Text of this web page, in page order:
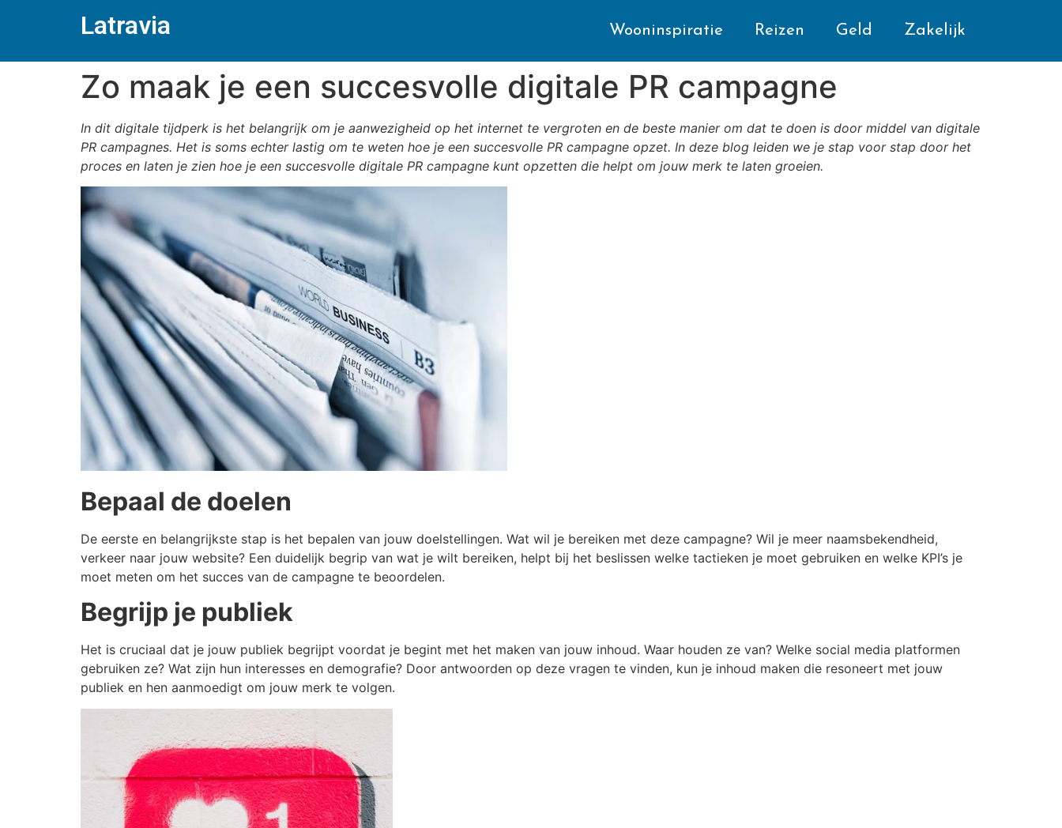
Latravia Wooninspiratie Reizen Geld Zakelijk
Zo maak je een succesvolle digitale PR campagne
In dit digitale tijdperk is het belangrijk om je aanwezigheid op het internet te vergroten en de beste manier om dat te doen is door middel van digitale
PR campagnes. Het is soms echter lastig om te weten hoe je een succesvolle PR campagne opzet. In deze blog leiden we je stap voor stap door het
proces en laten je zien hoe je een succesvolle digitale PR campagne kunt opzetten die helpt om jouw merk te laten groeien.
Bepaal de doelen
De eerste en belangrijkste stap is het bepalen van jouw doelstellingen. Wat wil je bereiken met deze campagne? Wil je meer naamsbekendheid,
verkeer naar jouw website? Een duidelijk begrip van wat je wilt bereiken, helpt bij het beslissen welke tactieken je moet gebruiken en welke KPI’s je
moet meten om het succes van de campagne te beoordelen.
Begrijp je publiek
Het is cruciaal dat je jouw publiek begrijpt voordat je begint met het maken van jouw inhoud. Waar houden ze van? Welke social media platformen
gebruiken ze? Wat zijn hun interesses en demografie? Door antwoorden op deze vragen te vinden, kun je inhoud maken die resoneert met jouw
publiek en hen aanmoedigt om jouw merk te volgen.